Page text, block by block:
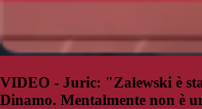
VIDEO - Juric: "Zalewski è
Dinamo. Mentalmente non è